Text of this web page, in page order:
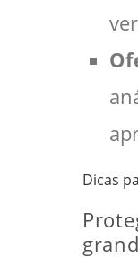
Dicas